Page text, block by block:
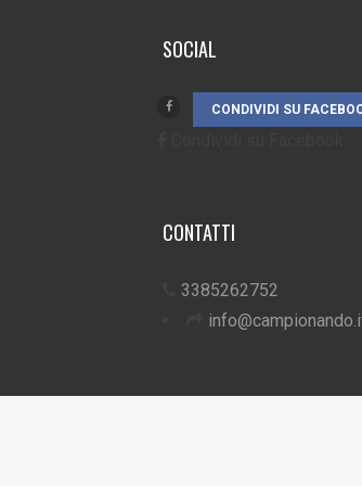
SOCIAL
CONDIVIDI SU
CONTATTI
3385262752